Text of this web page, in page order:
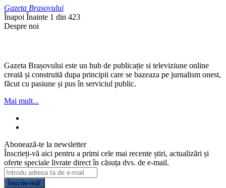
Gazeta Brasovului
Înapoi Înainte 1 din 423
Despre noi
Gazeta Brașovului este un hub de publicație si televiziune online
creată și construită dupa principii care se bazeaza pe jurnalism onest,
făcut cu pasiune și pus în serviciul public.
Mai mult...
Abonează-te la newsletter
Înscrieți-vă aici pentru a primi cele mai recente știri, actualizări și
oferte speciale livrate direct în căsuța dvs. de e-mail.
Înscrie-mă!